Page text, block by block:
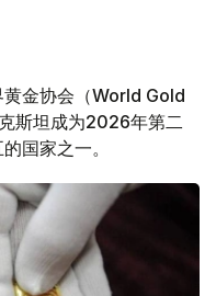
黄金协会（World Gold
斯坦成为2026年第二
国家之一。